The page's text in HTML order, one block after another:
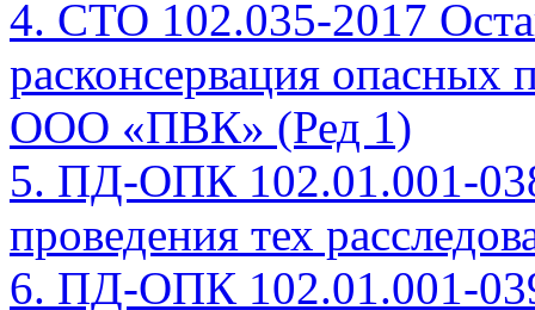
4. СТО 102.035-2017
расконсервация опасных
ООО «ПВК» (Ред 1)
5. ПД-ОПК 102.01.001-
проведения тех
6. ПД-ОПК 102.01.001-